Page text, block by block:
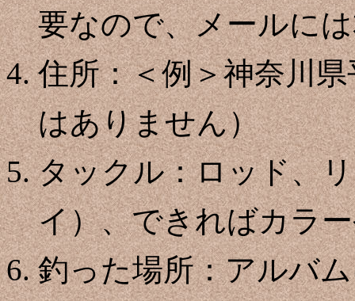
要なので、メールに
住所：＜例＞神奈川
はありません）
タックル：ロッド、
イ）、できればカラ
釣った場所：アルバ